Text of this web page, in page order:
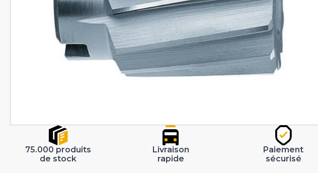
75.000 produits
de stock
Livraison
rapide
Paiement
sécurisé